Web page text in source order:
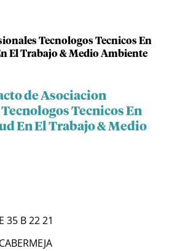
Tecnologos Tecnicos En
El Trabajo & Medio Ambiente
de Asociacion
Tecnicos En
En El Trabajo & Medio
35 B 22 21